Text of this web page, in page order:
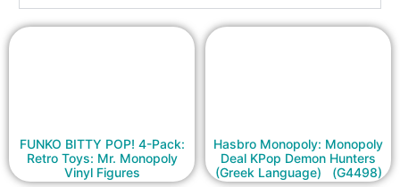
FUNKO BITTY POP! 4-Pack:
Retro Toys: Mr. Monopoly
Vinyl Figures
Hasbro Monopoly: Monopoly
Deal KPop Demon Hunters
(Greek Language) (G4498)